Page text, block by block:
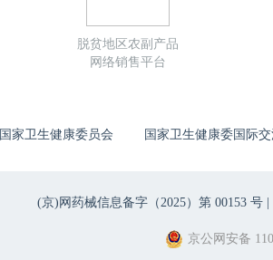
脱贫地区农副产品
网络销售平台
国家卫生健康委员会 国家卫生健康委国际
(京)网药械信息备字（2025）第 00153 号 |
京公网安备